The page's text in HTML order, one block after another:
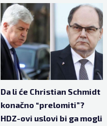
Da li će Christian Schmidt
konačno “prelomiti”?
HDZ-ovi uslovi bi ga mogli